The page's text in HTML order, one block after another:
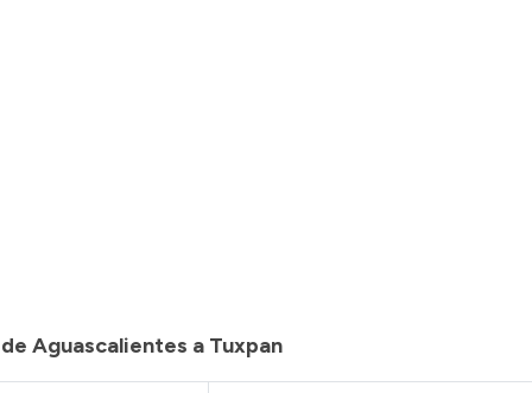
Aguascalientes a Tuxpan